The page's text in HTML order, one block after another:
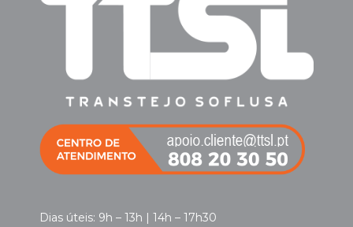
Dias úteis: 9h – 13h | 14h – 17h30